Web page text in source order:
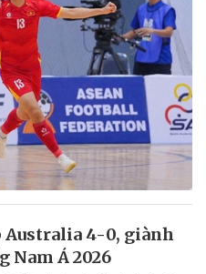
Australia 4-0, giành
Nam Á 2026